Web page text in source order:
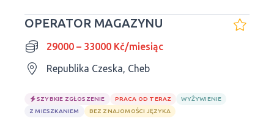
OPERATOR MAGAZYNU
29000 – 33000 Kč/miesiąc
Republika Czeska, Cheb
SZYBKIE ZGŁOSZENIE PRACA OD TERAZ
WYŻYWIENIE
Z MIESZKANIEM
BEZ ZNAJOMOŚCI JĘZYKA